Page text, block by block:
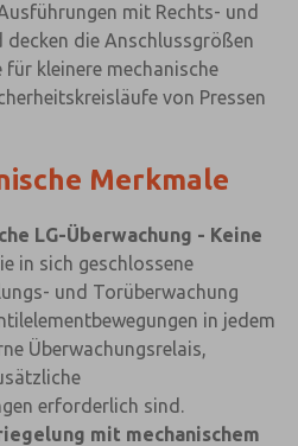
mit Rechts- und
die Anschlussgrößen
kleinere mechanische
von Pressen
Merkmale
LG-Überwachung - Keine
in sich geschlossene
und Torüberwachung
in jedem
Überwachungsrelais,
erforderlich sind.
mit mechanischem